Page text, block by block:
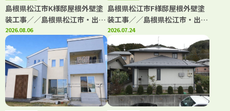
島根県松江市K様邸屋根外壁塗
装工事／／島根県松江市・出雲
市・大田市・雲南市・鳥取県米
子市・境港市の「きじま塗装」
2026.08.06
島根県松江市F様邸屋根外壁塗
装工事／／島根県松江市・出雲
市・大田市・雲南市・鳥取県米
子市・境港市の「きじま塗装」
2026.07.24